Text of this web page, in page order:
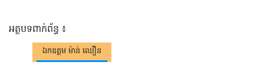
អត្ថបទពាក់ព័ន្ធ ៖
ឯកឧត្តម ម៉ាន់ ឈឿន